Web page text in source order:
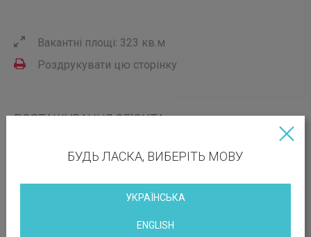
Вакантні площі: 323 кв.м
Роздрукувати цю сторінку
РОЗТАШУВАННЯ ОБ’ЄКТА
БУДЬ ЛАСКА, ВИБЕРІТЬ МОВУ
УКРАЇНСЬКА
ENGLISH